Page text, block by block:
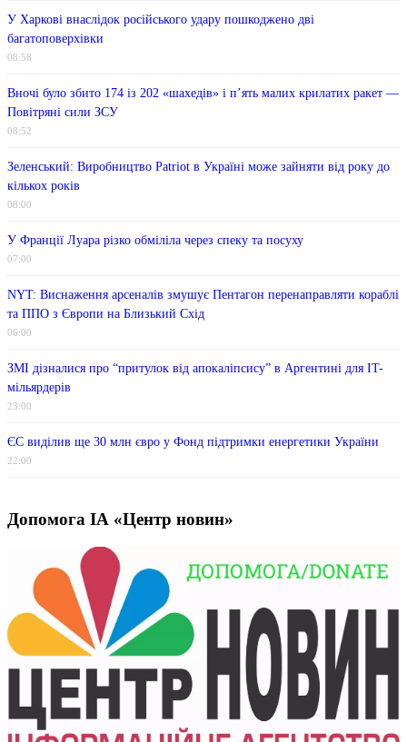
У Харкові внаслідок російського удару пошкоджено дві
багатоповерхівки
08:58
Вночі було збито 174 із 202 «шахедів» і п’ять малих крилатих ракет —
Повітряні сили ЗСУ
08:52
Зеленський: Виробництво Patriot в Україні може зайняти від року до
кількох років
08:00
У Франції Луара різко обміліла через спеку та посуху
07:00
NYT: Виснаження арсеналів змушує Пентагон перенаправляти кораблі
та ППО з Європи на Близький Схід
06:00
ЗМІ дізналися про “притулок від апокаліпсису” в Аргентині для IT-
мільярдерів
23:00
ЄС виділив ще 30 млн євро у Фонд підтримки енергетики України
22:00
Допомога ІА «Центр новин»